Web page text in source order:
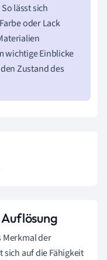
lässt sich
oder Lack
wichtige Einblicke
Zustand des
Merkmal der
auf die Fähigkeit